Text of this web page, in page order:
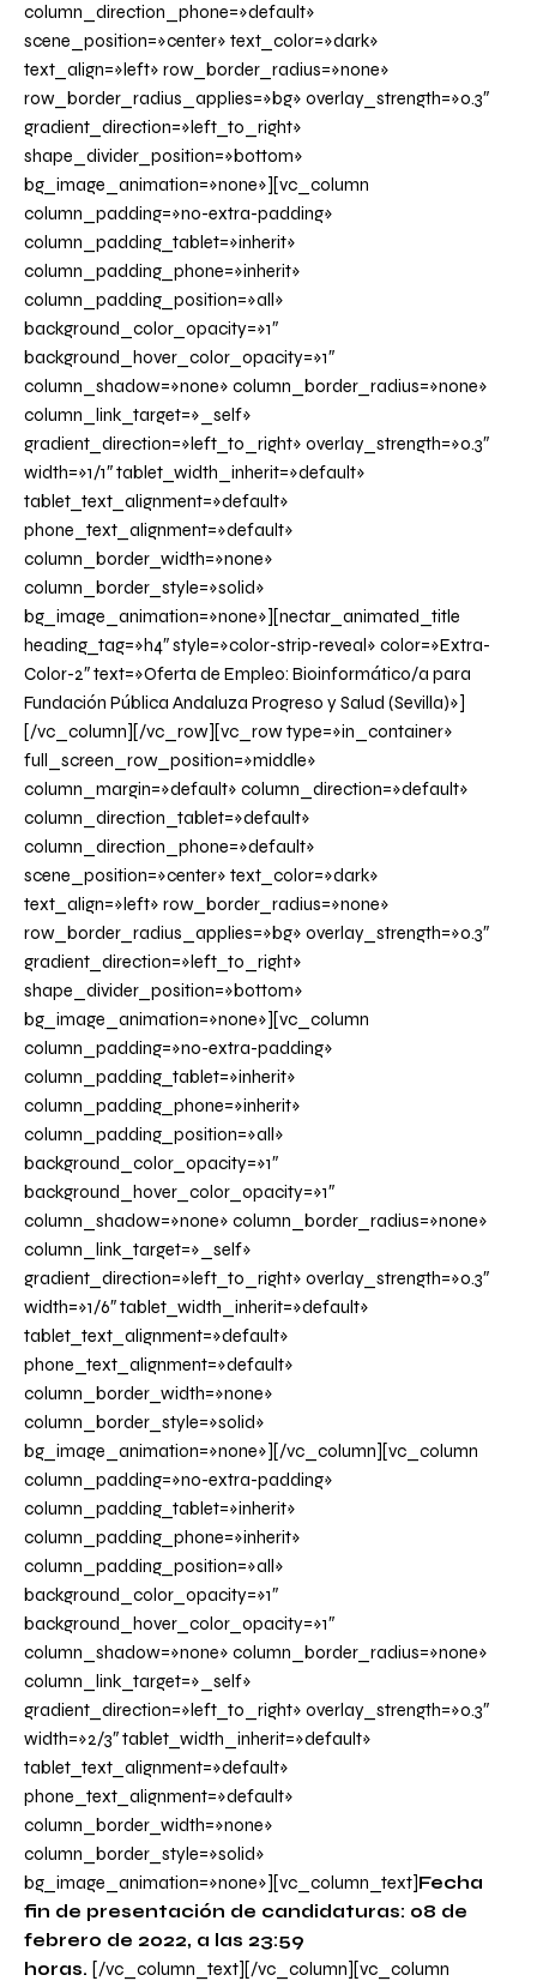
column_direction_phone=»default»
scene_position=»center» text_color=»dark»
text_align=»left» row_border_radius=»none»
row_border_radius_applies=»bg» overlay_strength=»0.3″
gradient_direction=»left_to_right»
shape_divider_position=»bottom»
bg_image_animation=»none»][vc_column
column_padding=»no-extra-padding»
column_padding_tablet=»inherit»
column_padding_phone=»inherit»
column_padding_position=»all»
background_color_opacity=»1″
background_hover_color_opacity=»1″
column_shadow=»none» column_border_radius=»none»
column_link_target=»_self»
gradient_direction=»left_to_right» overlay_strength=»0.3″
width=»1/1″ tablet_width_inherit=»default»
tablet_text_alignment=»default»
phone_text_alignment=»default»
column_border_width=»none»
column_border_style=»solid»
bg_image_animation=»none»][nectar_animated_title
heading_tag=»h4″ style=»color-strip-reveal» color=»Extra-
Color-2″ text=»Oferta de Empleo: Bioinformático/a para
Fundación Pública Andaluza Progreso y Salud (Sevilla)»]
[/vc_column][/vc_row][vc_row type=»in_container»
full_screen_row_position=»middle»
column_margin=»default» column_direction=»default»
column_direction_tablet=»default»
column_direction_phone=»default»
scene_position=»center» text_color=»dark»
text_align=»left» row_border_radius=»none»
row_border_radius_applies=»bg» overlay_strength=»0.3″
gradient_direction=»left_to_right»
shape_divider_position=»bottom»
bg_image_animation=»none»][vc_column
column_padding=»no-extra-padding»
column_padding_tablet=»inherit»
column_padding_phone=»inherit»
column_padding_position=»all»
background_color_opacity=»1″
background_hover_color_opacity=»1″
column_shadow=»none» column_border_radius=»none»
column_link_target=»_self»
gradient_direction=»left_to_right» overlay_strength=»0.3″
width=»1/6″ tablet_width_inherit=»default»
tablet_text_alignment=»default»
phone_text_alignment=»default»
column_border_width=»none»
column_border_style=»solid»
bg_image_animation=»none»][/vc_column][vc_column
column_padding=»no-extra-padding»
column_padding_tablet=»inherit»
column_padding_phone=»inherit»
column_padding_position=»all»
background_color_opacity=»1″
background_hover_color_opacity=»1″
column_shadow=»none» column_border_radius=»none»
column_link_target=»_self»
gradient_direction=»left_to_right» overlay_strength=»0.3″
width=»2/3″ tablet_width_inherit=»default»
tablet_text_alignment=»default»
phone_text_alignment=»default»
column_border_width=»none»
column_border_style=»solid»
bg_image_animation=»none»][vc_column_text]Fecha
fin de presentación de candidaturas: 08 de
febrero de 2022, a las 23:59
horas. [/vc_column_text][/vc_column][vc_column